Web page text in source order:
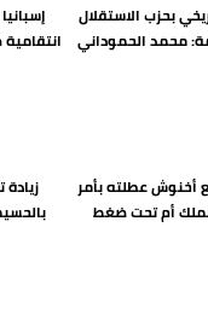
بحزب الاستقلال
محمد الحموداني
عطلته بأمر
أم تحت ضغط